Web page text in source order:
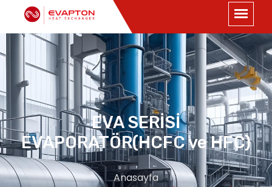
EVA SERİSİ
EVAPORATÖR(HCFC ve HFC)
Anasayfa